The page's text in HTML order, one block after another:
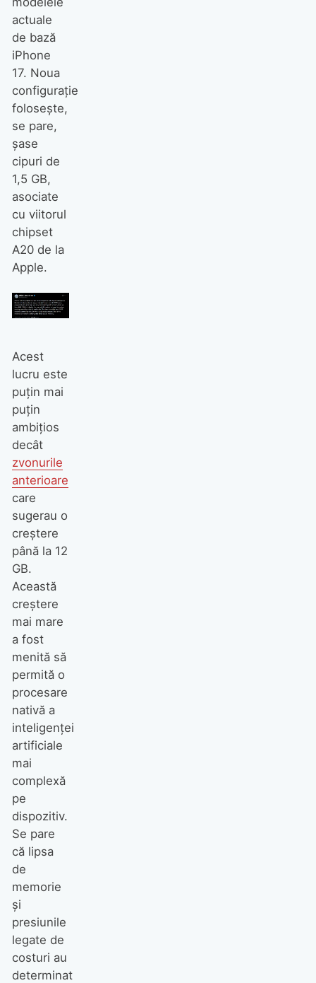
actuale
de bază
iPhone
17. Noua
configurație
folosește,
se pare,
șase
cipuri de
1,5 GB,
asociate
cu viitorul
chipset
A20 de la
Apple.
Acest
lucru este
puțin mai
puțin
ambițios
decât
zvonurile
anterioare
care
sugerau o
creștere
până la 12
GB.
Această
creștere
mai mare
a fost
menită să
permită o
procesare
nativă a
inteligenței
artificiale
mai
complexă
pe
dispozitiv.
Se pare
că lipsa
de
memorie
și
presiunile
legate de
costuri au
determinat